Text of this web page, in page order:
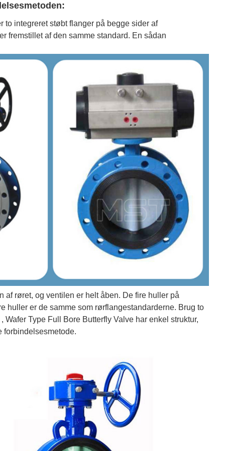
to integreret støbt flanger på begge sider af
fremstillet af den samme standard. En sådan
af ​​røret, og ventilen er helt åben. De fire huller på
huller er de samme som rørflangestandarderne. Brug to
Type Full Bore Butterfly Valve har enkel struktur,
forbindelsesmetode.